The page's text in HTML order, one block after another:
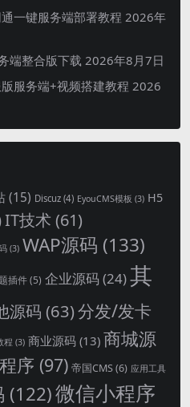
一键服务端部署教程 2026年
端整合版下载 2026年8月7日
服务端+视频搭建教程 2026
(15) Discuz (4) EyouCMS模板 (3) H5
IT技术 (61)
(3) WAP源码 (133)
插件(5) 企业源码 (24)其
源码 (63)分发/发卡
程 (3) 商业源码 (13) 商城源
序 (97) 帝国CMS(6) 应用工具
(122)微信小程序